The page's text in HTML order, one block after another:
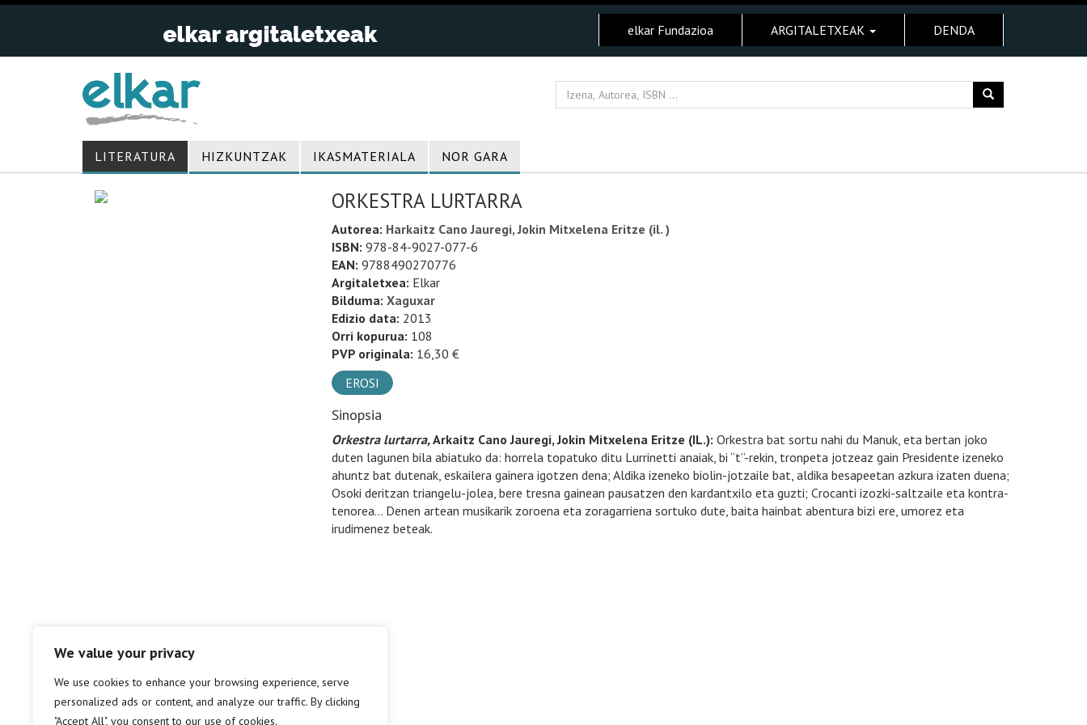
We value your privacy
We use cookies to enhance your browsing experience, serve
personalized ads or content, and analyze our traffic. By clicking
"Accept All", you consent to our use of cookies.
elkar Fundazioa ARGITALETXEAK DENDA
LITERATURA HIZKUNTZAK IKASMATERIALA NOR GARA
ORKESTRA LURTARRA
Autorea: Harkaitz Cano Jauregi, Jokin Mitxelena Eritze (il. )
ISBN: 978-84-9027-077-6
EAN: 9788490270776
Argitaletxea: Elkar
Bilduma: Xaguxar
Edizio data: 2013
Orri kopurua: 108
PVP originala: 16,30 €
EROSI
Sinopsia
Orkestra lurtarra,Arkaitz Cano Jauregi, Jokin Mitxelena Eritze (IL.): Orkestra bat sortu nahi du Manuk, eta bertan joko
duten lagunen bila abiatuko da: horrela topatuko ditu Lurrinetti anaiak, bi “t”-rekin, tronpeta jotzeaz gain Presidente izeneko
ahuntz bat dutenak, eskailera gainera igotzen dena; Aldika izeneko biolin-jotzaile bat, aldika besapeetan azkura izaten duena;
Osoki deritzan triangelu-jolea, bere tresna gainean pausatzen den kardantxilo eta guzti; Crocanti izozki-saltzaile eta kontra-
tenorea… Denen artean musikarik zoroena eta zoragarriena sortuko dute, baita hainbat abentura bizi ere, umorez eta
irudimenez beteak.